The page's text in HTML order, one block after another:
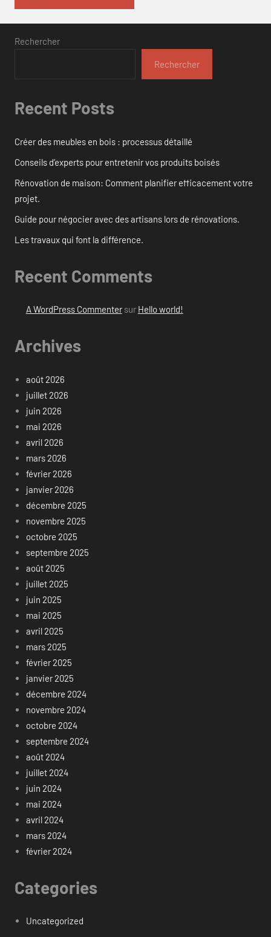
Rechercher
Rechercher
Recent Posts
Créer des meubles en bois : processus détaillé
Conseils d’experts pour entretenir vos produits boisés
Rénovation de maison: Comment planifier efficacement votre
projet.
Guide pour négocier avec des artisans lors de rénovations.
Les travaux qui font la différence.
Recent Comments
A WordPress Commentersur Hello world!
Archives
août 2026
juillet 2026
juin 2026
mai 2026
avril 2026
mars 2026
février 2026
janvier 2026
décembre 2025
novembre 2025
octobre 2025
septembre 2025
août 2025
juillet 2025
juin 2025
mai 2025
avril 2025
mars 2025
février 2025
janvier 2025
décembre 2024
novembre 2024
octobre 2024
septembre 2024
août 2024
juillet 2024
juin 2024
mai 2024
avril 2024
mars 2024
février 2024
Categories
Uncategorized